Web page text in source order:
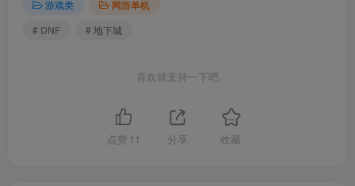
8、低级史诗升级：基础装备制作的高等级散件，譬如苍
穹之影，譬如杀猪戒，譬如4属性精灵戒指武器，
10、赛丽亚盒子小概率出打造物品，自己单机游玩记得
游戏类
网游单机
# DNF
# 地下城
喜欢就支持一下吧
点赞 11 分享 收藏